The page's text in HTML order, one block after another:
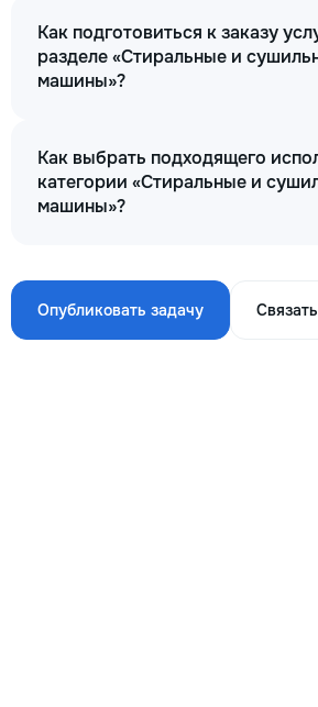
Как подготовиться к заказу
разделе «Стиральные и
машины»?
Как выбрать подходящего
категории «Стиральные и
машины»?
Опубликовать задачу